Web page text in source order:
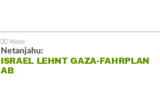
Netanjahu:
ISRAEL LEHNT GAZA-FAHRPLAN
AB